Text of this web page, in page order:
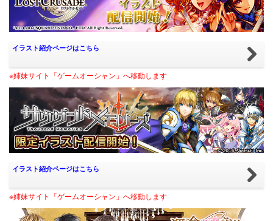
イラスト紹介ページはこちら
※姉妹サイト「ゲームオーシャン」へ移動します
イラスト紹介ページはこちら
※姉妹サイト「ゲームオーシャン」へ移動します